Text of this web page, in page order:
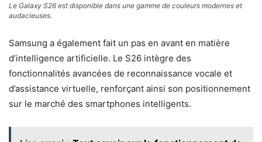
Le Galaxy S26 est disponible dans une gamme de couleurs modernes et
audacieuses.
Samsung a également fait un pas en avant en matière
d’intelligence artificielle. Le S26 intègre des
fonctionnalités avancées de reconnaissance vocale et
d’assistance virtuelle, renforçant ainsi son positionnement
sur le marché des smartphones intelligents.